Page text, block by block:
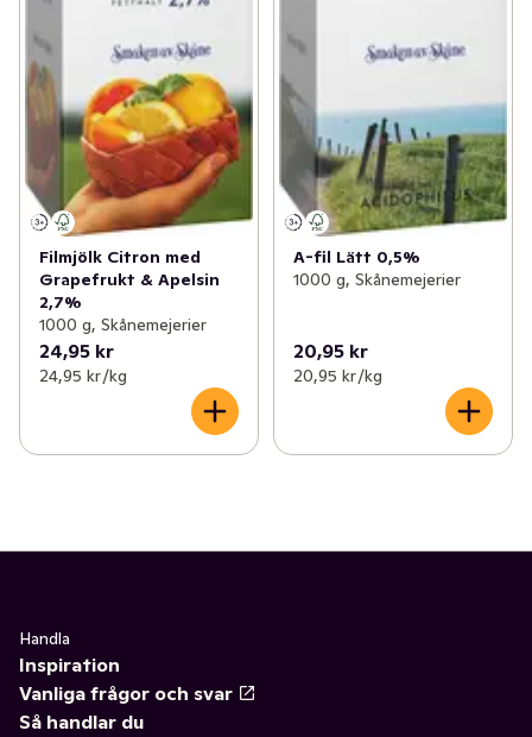
Filmjölk Citron med
Grapefrukt & Apelsin
2,7%
1000 g, Skånemejerier
24,95 kr
24,95 kr /kg
A-fil Lätt 0,5%
1000 g, Skånemejerier
20,95 kr
20,95 kr /kg
Handla
Inspiration
Vanliga frågor och svar
Så handlar du